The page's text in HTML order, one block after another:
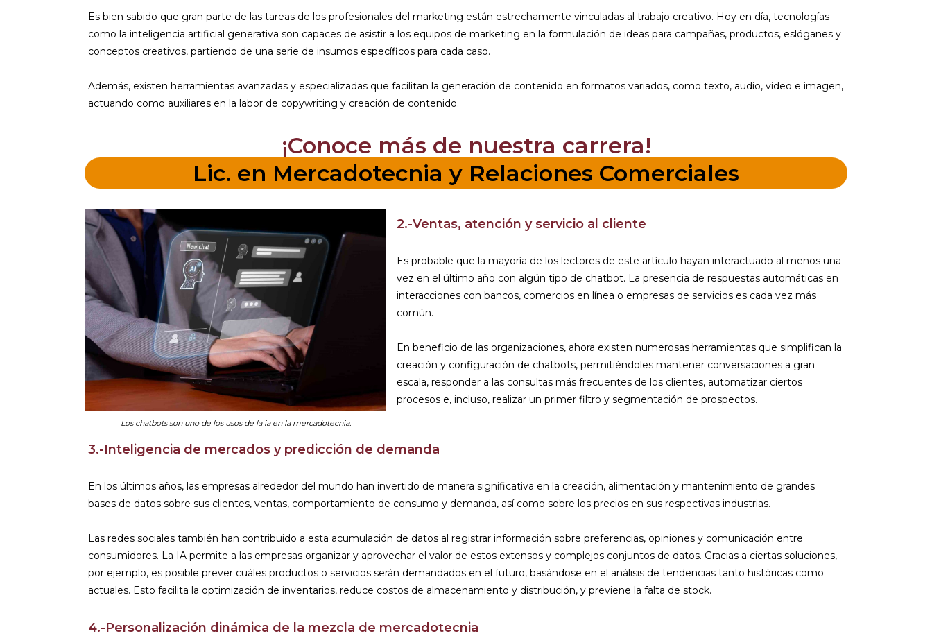
Es bien sabido que gran parte de las tareas de los profesionales del marketing están estrechamente vinculadas al trabajo creativo. Hoy en día, tecnologías
como la inteligencia artificial generativa son capaces de asistir a los equipos de marketing en la formulación de ideas para campañas, productos, eslóganes y
conceptos creativos, partiendo de una serie de insumos específicos para cada caso.
Además, existen herramientas avanzadas y especializadas que facilitan la generación de contenido en formatos variados, como texto, audio, video e imagen,
actuando como auxiliares en la labor de copywriting y creación de contenido.
¡Conoce más de nuestra carrera!
Lic. en Mercadotecnia y Relaciones Comerciales
Los chatbots son uno de los usos de la ia en la mercadotecnia.
2.-Ventas, atención y servicio al cliente
Es probable que la mayoría de los lectores de este artículo hayan interactuado al menos una
vez en el último año con algún tipo de chatbot. La presencia de respuestas automáticas en
interacciones con bancos, comercios en línea o empresas de servicios es cada vez más
común.
En beneficio de las organizaciones, ahora existen numerosas herramientas que simplifican la
creación y configuración de chatbots, permitiéndoles mantener conversaciones a gran
escala, responder a las consultas más frecuentes de los clientes, automatizar ciertos
procesos e, incluso, realizar un primer filtro y segmentación de prospectos.
3.-Inteligencia de mercados y predicción de demanda
En los últimos años, las empresas alrededor del mundo han invertido de manera significativa en la creación, alimentación y mantenimiento de grandes
bases de datos sobre sus clientes, ventas, comportamiento de consumo y demanda, así como sobre los precios en sus respectivas industrias.
Las redes sociales también han contribuido a esta acumulación de datos al registrar información sobre preferencias, opiniones y comunicación entre
consumidores. La IA permite a las empresas organizar y aprovechar el valor de estos extensos y complejos conjuntos de datos. Gracias a ciertas soluciones,
por ejemplo, es posible prever cuáles productos o servicios serán demandados en el futuro, basándose en el análisis de tendencias tanto históricas como
actuales. Esto facilita la optimización de inventarios, reduce costos de almacenamiento y distribución, y previene la falta de stock.
4.-Personalización dinámica de la mezcla de mercadotecnia